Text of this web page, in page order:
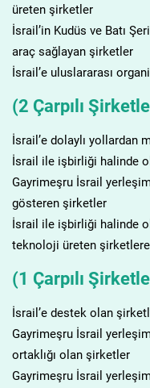
üreten şirketler
İsrail’in Kudüs ve Batı
araç sağlayan şirketler
İsrail’e uluslararası
(2 Çarpılı
İsrail’e dolaylı yollardan
İsrail ile işbirliği halinde
Gayrimeşru İsrail
gösteren şirketler
İsrail ile işbirliği halinde
teknoloji üreten şirketlere
(1 Çarpılı
İsrail’e destek olan
Gayrimeşru İsrail
ortaklığı olan şirketler
Gayrimeşru İsrail